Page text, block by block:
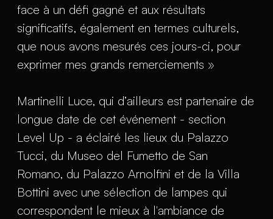
face à un défi gagné et aux résultats
significatifs, également en termes culturels,
que nous avons mesurés ces jours-ci, pour
exprimer mes grands remerciements »
Martinelli Luce, qui d’ailleurs est partenaire de
longue date de cet événement - section
Level Up - a éclairé les lieux du Palazzo
Tucci, du Museo del Fumetto de San
Romano, du Palazzo Arnolfini et de la Villa
Bottini avec une sélection de lampes qui
correspondent le mieux à l'ambiance de